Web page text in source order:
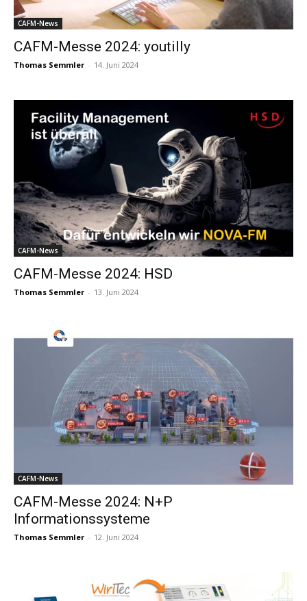
CAFM-News
CAFM-Messe 2024: youtilly
Thomas Semmler - 14. Juni 2024
CAFM-News
CAFM-Messe 2024: HSD
Thomas Semmler - 13. Juni 2024
CAFM-News
CAFM-Messe 2024: N+P
Informationssysteme
Thomas Semmler - 12. Juni 2024